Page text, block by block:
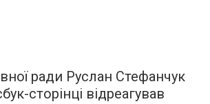
ради Руслан Стефанчук
сторінці відреагував